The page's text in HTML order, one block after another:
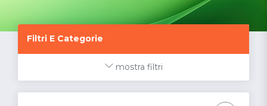
Filtri E Categorie
mostra filtri